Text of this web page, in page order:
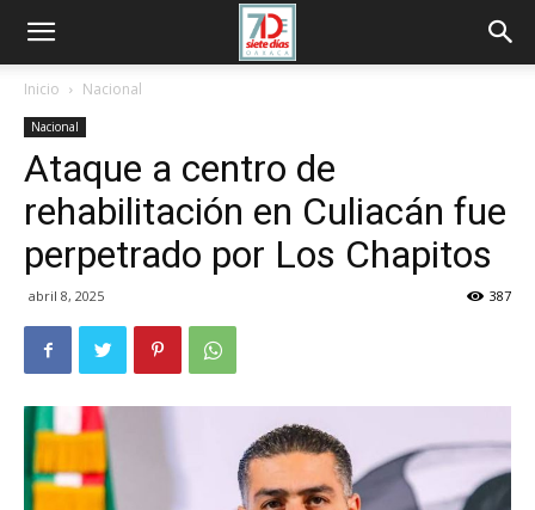
Inicio Nacional
Nacional
Ataque a centro de
rehabilitación en Culiacán fue
perpetrado por Los Chapitos
abril 8, 2025 387